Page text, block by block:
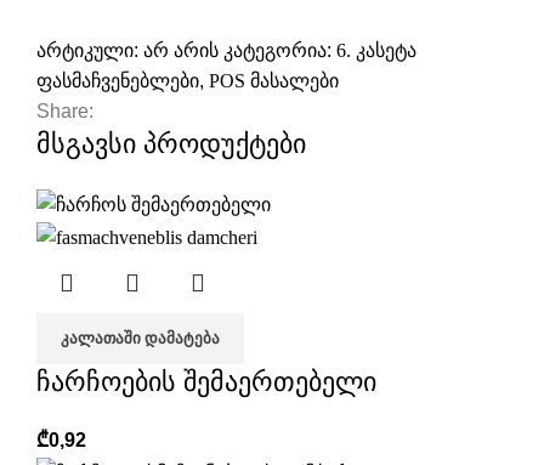
არტიკული: არ არის კატეგორია: 6. კასეტა
ფასმაჩვენებლები, POS მასალები
Share:
მსგავსი პროდუქტები
ᲙᲐᲚᲐᲗᲐᲨᲘ ᲓᲐᲛᲐᲢᲔᲑᲐ
ჩარჩოების შემაერთებელი
₾0,92